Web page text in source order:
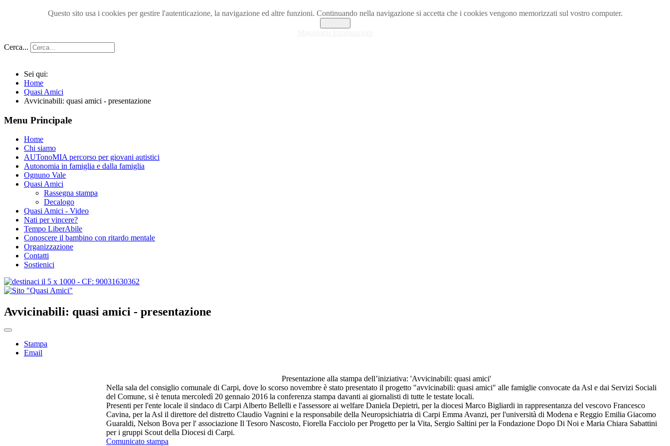
Questo sito usa i cookies per gestire l'autenticazione, la navigazione ed altre funzioni. Continuando nella navigazione si accetta che i cookies vengono memorizzati sul vostro computer.
Cerca...
Sei qui:
Home
Quasi Amici
Avvicinabili: quasi amici - presentazione
Menu Principale
Home
Chi siamo
AUTonoMIA percorso per giovani autistici
Autonomia in famiglia e dalla famiglia
Ognuno Vale
Quasi Amici
Rassegna stampa
Decalogo
Quasi Amici - Video
Nati per vincere?
Tempo LiberAbile
Conoscere il bambino con ritardo mentale
Organizzazione
Contatti
Sostienici
Avvicinabili: quasi amici - presentazione
Stampa
Email
Presentazione alla stampa dell’iniziativa: 'Avvicinabili: quasi amici'
Nella sala del consiglio comunale di Carpi, dove lo scorso novembre è stato presentato il progetto "avvicinabili: quasi amici" alle famiglie convocate da Asl e dai Servizi Sociali
del Comune, si è tenuta mercoledì 20 gennaio 2016 la conferenza stampa davanti ai giornalisti di tutte le testate locali.
Presenti per l'ente locale il sindaco di Carpi Alberto Bellelli e l'assessore ai welfare Daniela Depietri, per la diocesi Marco Bigliardi in rappresentanza del vescovo Francesco
Cavina, per la Asl il direttore del distretto Claudio Vagnini e la responsabile della Neuropsichiatria di Carpi Emma Avanzi, per l'università di Modena e Reggio Emilia Giacomo
Guaraldi, Nelson Bova per l' associazione Il Tesoro Nascosto, Fiorella Facciolo per Progetto per la Vita, Sergio Saltini per la Fondazione Dopo Di Noi e Maria Chiara Sabattini
per i gruppi Scout della Diocesi di Carpi.
Comunicato stampa